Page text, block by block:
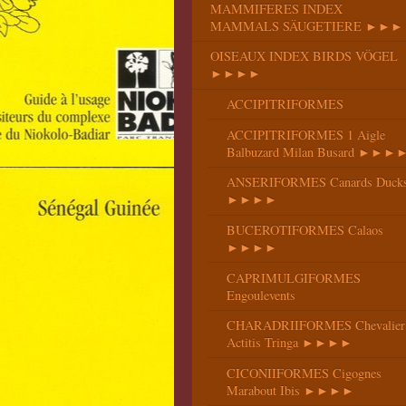
MAMMIFERES INDEX
MAMMALS SÄUGETIERE ►►►
OISEAUX INDEX BIRDS VÖGEL
►►►►
ACCIPITRIFORMES
ACCIPITRIFORMES 1 Aigle
Balbuzard Milan Busard
ANSERIFORMES Canards
►►►►
BUCEROTIFORMES Calaos
►►►►
CAPRIMULGIFORMES
Engoulevents
CHARADRIIFORMES Chevalier
Actitis Tringa ►►►►
CICONIIFORMES Cigognes
Marabout Ibis ►►►►